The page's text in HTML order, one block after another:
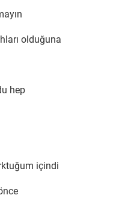
olduğuna
hep
içindi